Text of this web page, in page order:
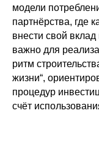
модели
партнёрства, где
внести свой
важно для
ритм
жизни“,
процедур
счёт